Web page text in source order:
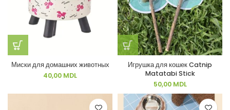
Миски для домашних животных
40,00 MDL
Игрушка для кошек Catnip
Matatabi Stick
50,00 MDL